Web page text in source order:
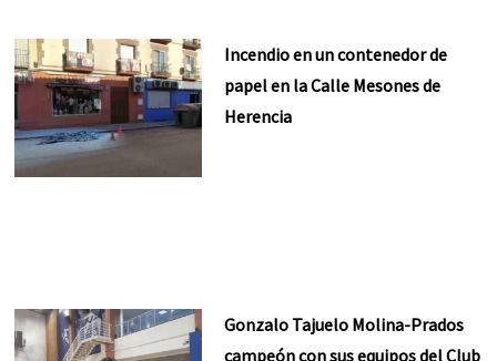
Incendio en un contenedor de
papel en la Calle Mesones de
Herencia
Gonzalo Tajuelo Molina-Prados
campeón con sus equipos del Club